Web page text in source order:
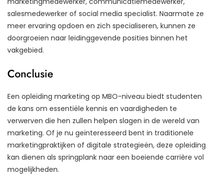
salesmedewerker of social media specialist. Naarmate ze
meer ervaring opdoen en zich specialiseren, kunnen ze
doorgroeien naar leidinggevende posities binnen het
vakgebied.
Conclusie
Een opleiding marketing op MBO-niveau biedt studenten
de kans om essentiële kennis en vaardigheden te
verwerven die hen zullen helpen slagen in de wereld van
marketing. Of je nu geïnteresseerd bent in traditionele
marketingpraktijken of digitale strategieën, deze opleiding
kan dienen als springplank naar een boeiende carrière vol
mogelijkheden.